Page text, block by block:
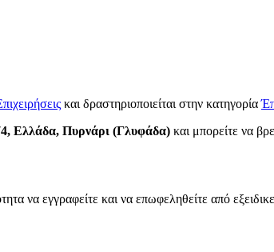
και δραστηριοποιείται στην κατηγορία
Ελλάδα, Πυρνάρι (Γλυφάδα) και μπορείτε να
να εγγραφείτε και να επωφεληθείτε από